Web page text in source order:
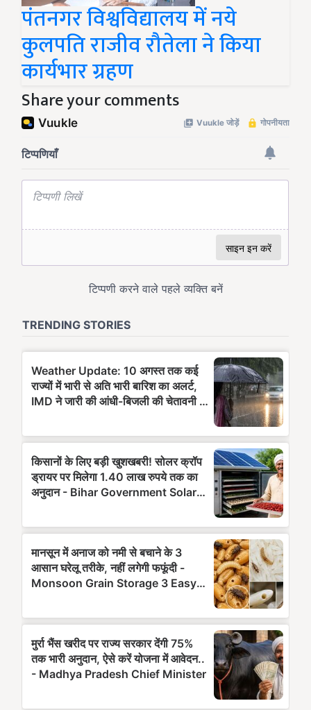
पंतनगर विश्वविद्यालय में नये
कुलपति राजीव रौतेला ने किया
कार्यभार ग्रहण
Share your comments